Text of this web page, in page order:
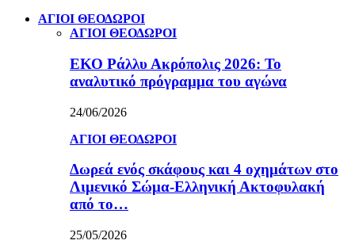
ΑΓΙΟΙ ΘΕΟΔΩΡΟΙ
ΑΓΙΟΙ ΘΕΟΔΩΡΟΙ
ΕΚΟ Ράλλυ Ακρόπολις 2026: Το
αναλυτικό πρόγραμμα του αγώνα
24/06/2026
ΑΓΙΟΙ ΘΕΟΔΩΡΟΙ
Δωρεά ενός σκάφους και 4 οχημάτων στο
Λιμενικό Σώμα-Ελληνική Ακτοφυλακή
από το…
25/05/2026